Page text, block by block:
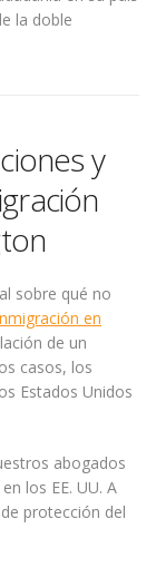
la doble
y
sobre qué no
en
de un
casos, los
Estados Unidos
abogados
los EE. UU. A
protección del